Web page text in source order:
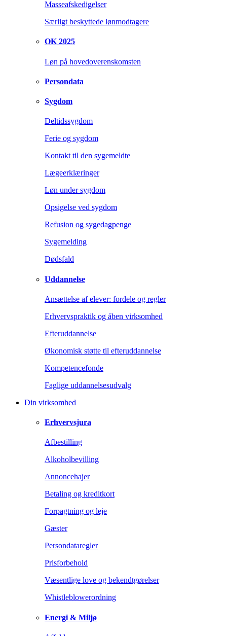
Masseafskedigelser
Særligt beskyttede lønmodtagere
OK 2025
Løn på hovedoverenskomsten
Persondata
Sygdom
Deltidssygdom
Ferie og sygdom
Kontakt til den sygemeldte
Lægeerklæringer
Løn under sygdom
Opsigelse ved sygdom
Refusion og sygedagpenge
Sygemelding
Dødsfald
Uddannelse
Ansættelse af elever: fordele og regler
Erhvervspraktik og åben virksomhed
Efteruddannelse
Økonomisk støtte til efteruddannelse
Kompetencefonde
Faglige uddannelsesudvalg
Din virksomhed
Erhvervsjura
Afbestilling
Alkoholbevilling
Annoncehajer
Betaling og kreditkort
Forpagtning og leje
Gæster
Persondataregler
Prisforbehold
Væsentlige love og bekendtgørelser
Whistleblowerordning
Energi & Miljø